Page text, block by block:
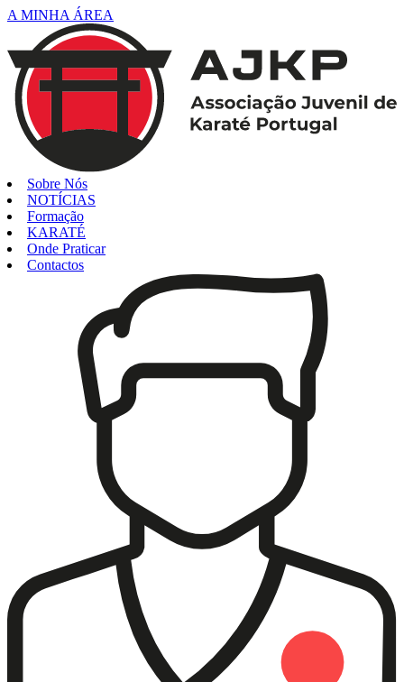
A MINHA ÁREA
Sobre Nós
NOTÍCIAS
Formação
KARATÉ
Onde Praticar
Contactos